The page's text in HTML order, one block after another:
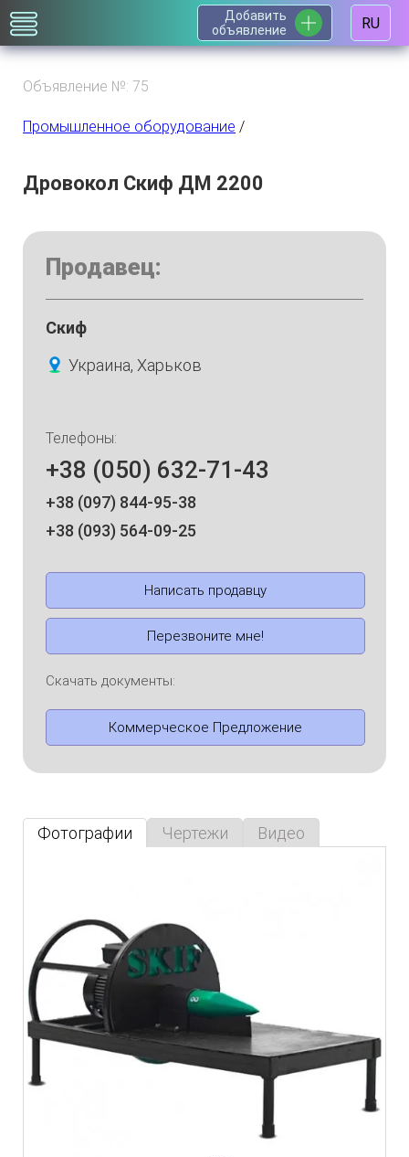
Добавить
объявление
RU
Объявление №: 75
Промышленное оборудование /
Дровокол Скиф ДМ 2200
Продавец:
Скиф
Украина, Харьков
Телефоны:
+38 (050) 632-71-43
+38 (097) 844-95-38
+38 (093) 564-09-25
Написать продавцу
Перезвоните мне!
Скачать документы:
Коммерческое Предложение
Фотографии Чертежи Видео